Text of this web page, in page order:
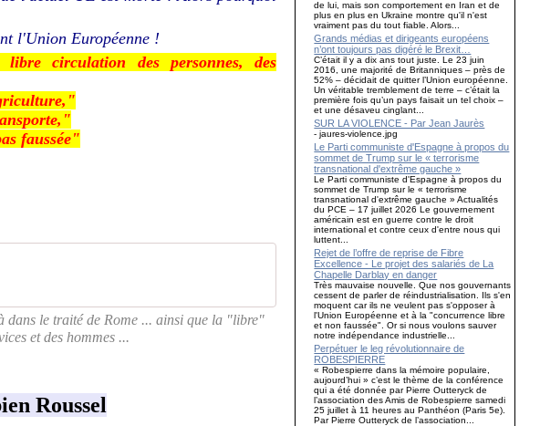
l'Union Européenne !
libre circu­lation des personnes,
des
culture,"
faussée"
dans le traité de Rome ... ainsi que la "libre"
et des hommes ...
Roussel
de lui, mais son comportement en Iran et de
plus en plus en Ukraine montre qu'il n'est
vraiment pas du tout fiable. Alors...
Grands médias et dirigeants européens
n’ont toujours pas digéré le Brexit…
C’était il y a dix ans tout juste. Le 23 juin
2016, une majorité de Britanniques – près de
52% – décidait de quitter l’Union européenne.
Un véritable tremblement de terre – c’était la
première fois qu’un pays faisait un tel choix –
et une désaveu cinglant...
SUR LA VIOLENCE - Par Jean Jaurès
- jaures-violence.jpg
Le Parti communiste d'Espagne à propos du
sommet de Trump sur le « terrorisme
transnational d'extrême gauche »
Le Parti communiste d'Espagne à propos du
sommet de Trump sur le « terrorisme
transnational d'extrême gauche » Actualités
du PCE – 17 juillet 2026 Le gouvernement
américain est en guerre contre le droit
international et contre ceux d'entre nous qui
luttent...
Rejet de l’offre de reprise de Fibre
Excellence - Le projet des salariés de La
Chapelle Darblay en danger
Très mauvaise nouvelle. Que nos gouvernants
cessent de parler de réindustrialisation. Ils s'en
moquent car ils ne veulent pas s'opposer à
l'Union Européenne et à la "concurrence libre
et non faussée". Or si nous voulons sauver
notre indépendance industrielle...
Perpétuer le leg révolutionnaire de
ROBESPIERRE
« Robespierre dans la mémoire populaire,
aujourd’hui » c’est le thème de la conférence
qui a été donnée par Pierre Outteryck de
l’association des Amis de Robespierre samedi
25 juillet à 11 heures au Panthéon (Paris 5e).
Par Pierre Outteryck de l’association...